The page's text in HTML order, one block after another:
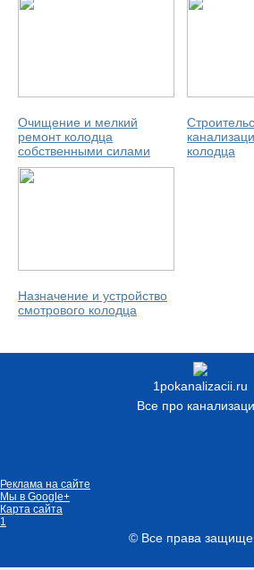
Очищение и мелкий
ремонт колодца
собственными силами
колодца
Назначение и устройство
смотрового колодца
1pokanalizacii.ru
Все про
Реклама на сайте
Мы в Google+
Карта сайта
1
© Все права